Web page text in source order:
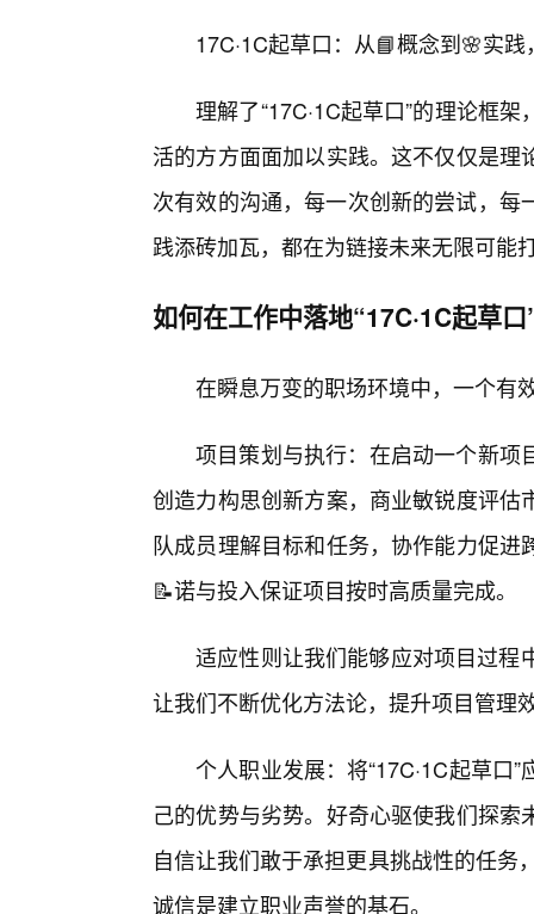
17C·1C起草口：从📘概念到🌸实
理解了“17C·1C起草口”的理论框
活的方方面面加以实践。这不仅仅是
次有效的沟通，每一次创新的尝试，每
践添砖加瓦，都在为链接未来无限可能
如何在工作中落地“17C·1C起草口
在瞬息万变的职场环境中，一个有
项目策划与执行：在启动一个新项
创造力构思创新方案，商业敏锐度评
队成员理解目标和任务，协作能力促
📝诺与投入保证项目按时高质量完成。
适应性则让我们能够应对项目过程
让我们不断优化方法论，提升项目管理
个人职业发展：将“17C·1C起草口
己的优势与劣势。好奇心驱使我们探
自信让我们敢于承担更具挑战性的任
诚信是建立职业声誉的基石。